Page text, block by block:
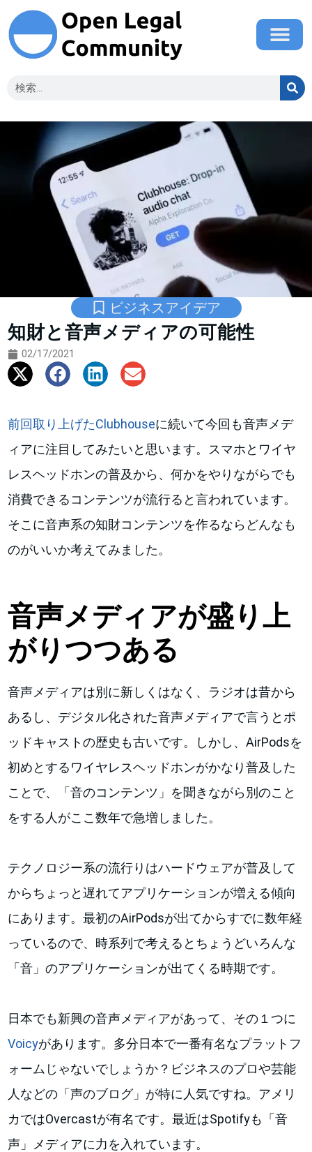
ビジネスアイデア
知財と音声メディアの可能性
02/17/2021
前回取り上げたClubhouseに続いて今回も音声メデ
ィアに注目してみたいと思います。スマホとワイヤ
レスヘッドホンの普及から、何かをやりながらでも
消費できるコンテンツが流行ると言われています。
そこに音声系の知財コンテンツを作るならどんなも
のがいいか考えてみました。
音声メディアが盛り上
がりつつある
音声メディアは別に新しくはなく、ラジオは昔から
あるし、デジタル化された音声メディアで言うとポ
ッドキャストの歴史も古いです。しかし、AirPodsを
初めとするワイヤレスヘッドホンがかなり普及した
ことで、「音のコンテンツ」を聞きながら別のこと
をする人がここ数年で急増しました。
テクノロジー系の流行りはハードウェアが普及して
からちょっと遅れてアプリケーションが増える傾向
にあります。最初のAirPodsが出てからすでに数年経
っているので、時系列で考えるとちょうどいろんな
「音」のアプリケーションが出てくる時期です。
日本でも新興の音声メディアがあって、その１つに
Voicyがあります。多分日本で一番有名なプラットフ
ォームじゃないでしょうか？ビジネスのプロや芸能
人などの「声のブログ」が特に人気ですね。アメリ
カではOvercastが有名です。最近はSpotifyも「音
声」メディアに力を入れています。